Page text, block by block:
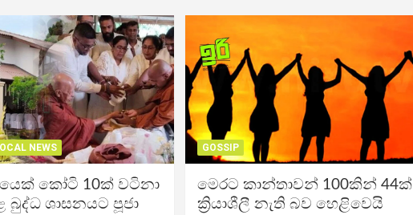
NEWS
කෝටි 10ක් වටිනා
බුද්ධ ශාසනයට පූජා
GOSSIP
මෙරට කාන්තාවන් 100කින් 44ක්
ක්‍රියාශීලී නැති බව හෙළිවෙයි